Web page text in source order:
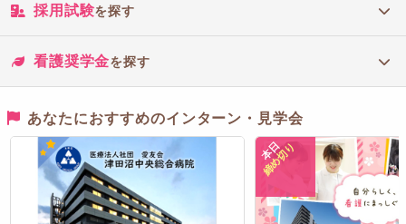
採用試験を探す
看護奨学金を探す
あなたにおすすめのインターン・見学会
本日
締め切り